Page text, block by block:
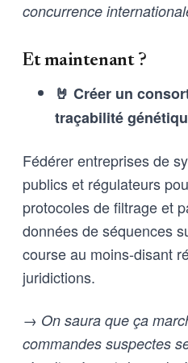
concurrence
Et maintenant ?
🤘 Créer un
traçabilité
Fédérer entreprises de
publics et régulateurs
protocoles de filtrage et
données de séquences
course au moins-disant
juridictions.
→ On saura que ça
commandes suspectes